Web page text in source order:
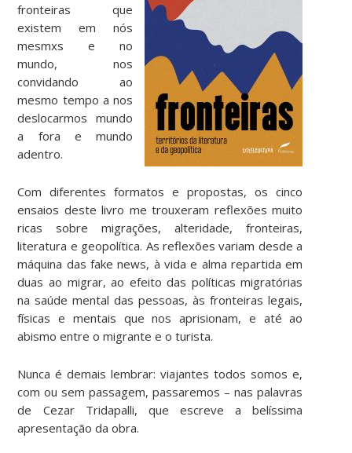
fronteiras que
existem em nós
mesmxs e no
mundo, nos
convidando ao
mesmo tempo a nos
deslocarmos mundo
a fora e mundo
adentro.
Com diferentes formatos e propostas, os cinco
ensaios deste livro me trouxeram reflexões muito
ricas sobre migrações, alteridade, fronteiras,
literatura e geopolítica. As reflexões variam desde a
máquina das fake news, à vida e alma repartida em
duas ao migrar, ao efeito das políticas migratórias
na saúde mental das pessoas, às fronteiras legais,
físicas e mentais que nos aprisionam, e até ao
abismo entre o migrante e o turista.
Nunca é demais lembrar: viajantes todos somos e,
com ou sem passagem, passaremos – nas palavras
de Cezar Tridapalli, que escreve a belíssima
apresentação da obra.